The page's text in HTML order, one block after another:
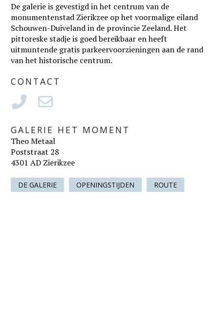
De galerie is gevestigd in het centrum van de
monumentenstad Zierikzee op het voormalige eiland
Schouwen-Duiveland in de provincie Zeeland. Het
pittoreske stadje is goed bereikbaar en heeft
uitmuntende gratis parkeervoorzieningen aan de rand
van het historische centrum.
CONTACT
GALERIE HET MOMENT
Theo Metaal
Poststraat 28
4301 AD Zierikzee
DE GALERIE OPENINGSTIJDEN ROUTE